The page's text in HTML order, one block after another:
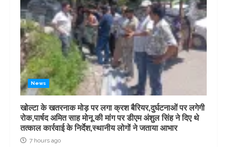
News
खोल्टा के खतरनाक मोड़ पर लगा क्रश बैरियर,दुर्घटनाओं पर लगेगी
रोक,पार्षद अमित साह मोनू की मांग पर डीएम अंशुल सिंह ने दिए थे
तत्काल कार्रवाई के निर्देश,स्थानीय लोगों ने जताया आभार
7 hours ago